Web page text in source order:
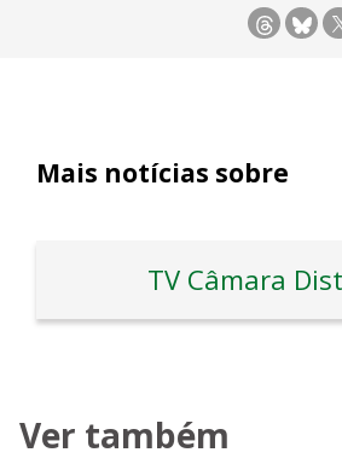
Mais notícias sobre
TV Câmara
Ver também